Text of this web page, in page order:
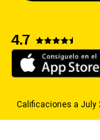
4.7
Calificaciones a July